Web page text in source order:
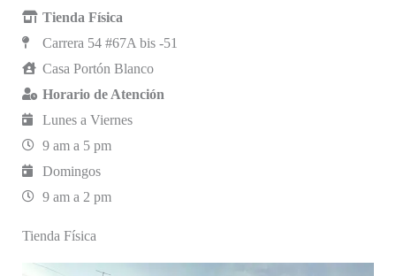
Tienda Física
Carrera 54 #67A bis -51
Casa Portón Blanco
Horario de Atención
Lunes a Viernes
9 am a 5 pm
Domingos
9 am a 2 pm
Tienda Física